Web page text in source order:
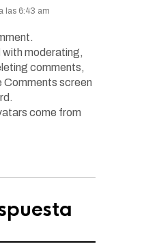
las 6:43 am
moderating,
comments,
Comments screen
come from